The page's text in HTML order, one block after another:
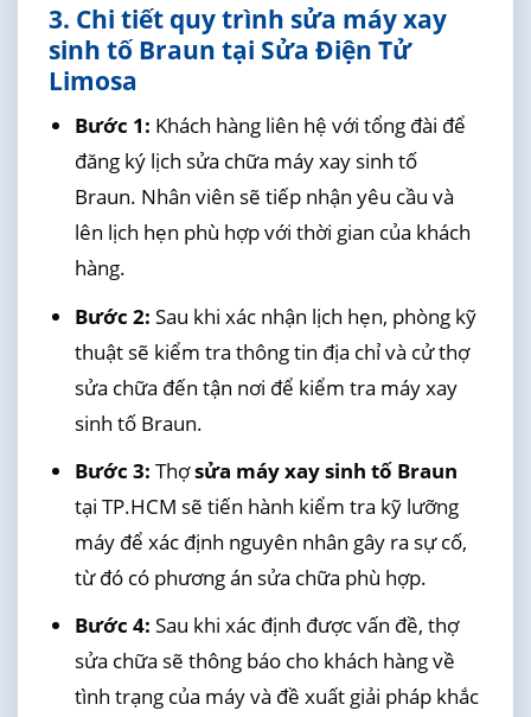
3. Chi tiết quy trình sửa máy xay
sinh tố Braun tại Sửa Điện Tử
Limosa
Bước 1: Khách hàng liên hệ với tổng đài để
đăng ký lịch sửa chữa máy xay sinh tố
Braun. Nhân viên sẽ tiếp nhận yêu cầu và
lên lịch hẹn phù hợp với thời gian của khách
hàng.
Bước 2: Sau khi xác nhận lịch hẹn, phòng kỹ
thuật sẽ kiểm tra thông tin địa chỉ và cử thợ
sửa chữa đến tận nơi để kiểm tra máy xay
sinh tố Braun.
Bước 3: Thợsửa máy xay sinh tố Braun
tại TP.HCM sẽ tiến hành kiểm tra kỹ lưỡng
máy để xác định nguyên nhân gây ra sự cố,
từ đó có phương án sửa chữa phù hợp.
Bước 4: Sau khi xác định được vấn đề, thợ
sửa chữa sẽ thông báo cho khách hàng về
tình trạng của máy và đề xuất giải pháp khắc